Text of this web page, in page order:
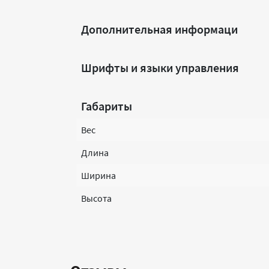
Дополнительная информаци
Шрифты и языки управления
Габариты
Вес
Длина
Ширина
Высота